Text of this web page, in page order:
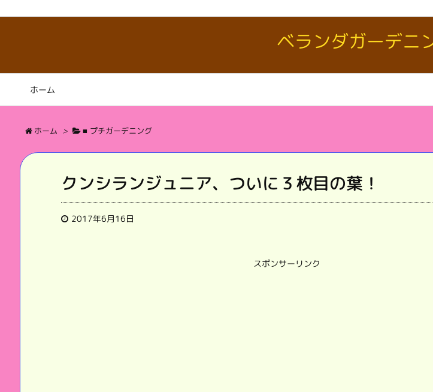
ベランダガーデニ
ホーム
ホーム > ■ プチガーデニング
クンシランジュニア、ついに３枚目の葉！
2017年6月16日
スポンサーリンク